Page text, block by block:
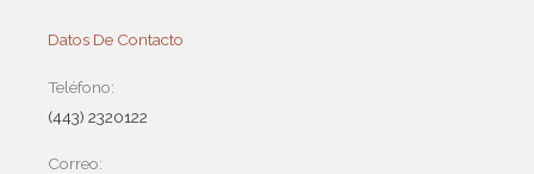
Datos De Contacto
Teléfono:
(443) 2320122
Correo: